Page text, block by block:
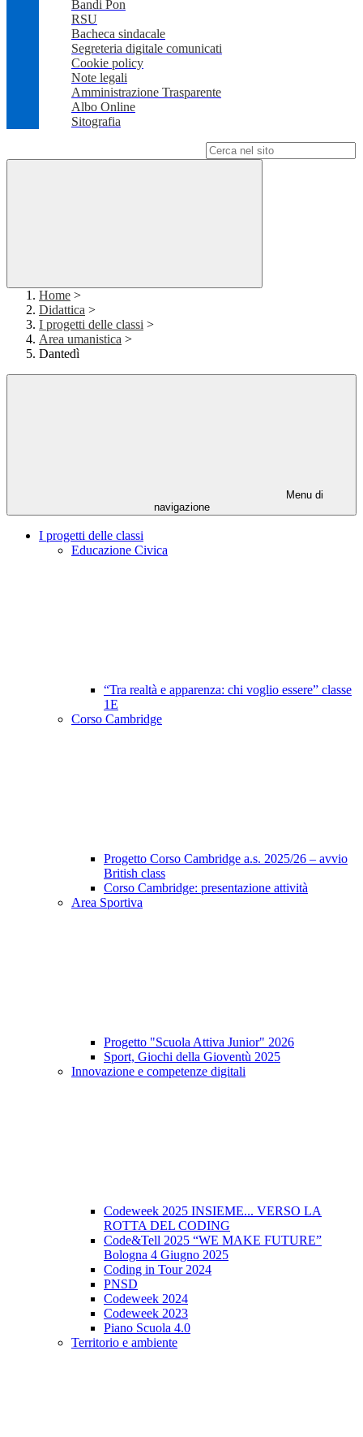
Bandi Pon
RSU
Bacheca sindacale
Segreteria digitale comunicati
Cookie policy
Note legali
Amministrazione Trasparente
Albo Online
Sitografia
Home >
Didattica >
I progetti delle classi >
Area umanistica >
Dantedì
Menu di
navigazione
I progetti delle classi
Educazione Civica
“Tra realtà e apparenza: chi voglio essere” classe
1E
Corso Cambridge
Progetto Corso Cambridge a.s. 2025/26 – avvio
British class
Corso Cambridge: presentazione attività
Area Sportiva
Progetto "Scuola Attiva Junior" 2026
Sport, Giochi della Gioventù 2025
Innovazione e competenze digitali
Codeweek 2025 INSIEME... VERSO LA
ROTTA DEL CODING
Code&Tell 2025 “WE MAKE FUTURE”
Bologna 4 Giugno 2025
Coding in Tour 2024
PNSD
Codeweek 2024
Codeweek 2023
Piano Scuola 4.0
Territorio e ambiente